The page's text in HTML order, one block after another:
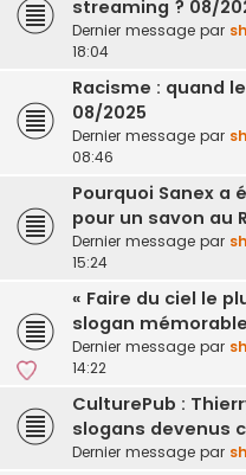
streaming ? 08/
Dernier message par
18:04
Racisme : quand
08/2025
Dernier message par
08:46
Pourquoi Sanex
pour un savon au
Dernier message par
15:24
« Faire du ciel le
slogan
Dernier message par
14:22
CulturePub :
slogans devenus
Dernier message par